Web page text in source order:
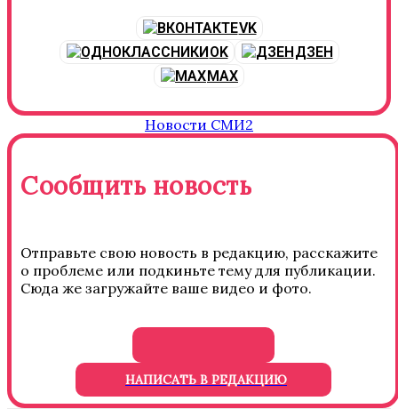
VK
OK
ДЗЕН
MAX
Новости СМИ2
Сообщить новость
Отправьте свою новость в редакцию, расскажите
о проблеме или подкиньте тему для публикации.
Сюда же загружайте ваше видео и фото.
НАПИСАТЬ В РЕДАКЦИЮ